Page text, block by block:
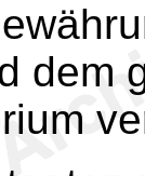
dem